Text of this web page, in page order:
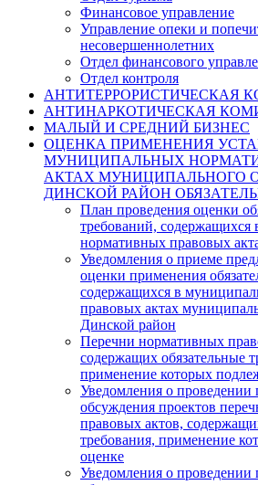
Финансовое управление
Управление опеки и
несовершеннолетних
Отдел финансового
Отдел контроля
АНТИТЕРРОРИСТИЧЕСКАЯ
АНТИНАРКОТИЧЕСКАЯ
МАЛЫЙ И СРЕДНИЙ БИЗНЕС
ОЦЕНКА ПРИМЕНЕНИЯ
МУНИЦИПАЛЬНЫХ
АКТАХ МУНИЦИПАЛЬНОГО
ДИНСКОЙ РАЙОН
План проведения оценки
требований,
нормативных правовых
Уведомления о приеме
оценки применения
содержащихся в
правовых актах
Динской район
Перечни нормативных
содержащих обязательные
применение которых
Уведомления о проведении
обсуждения проектов
правовых актов,
требования, применение
оценке
Уведомления о проведении